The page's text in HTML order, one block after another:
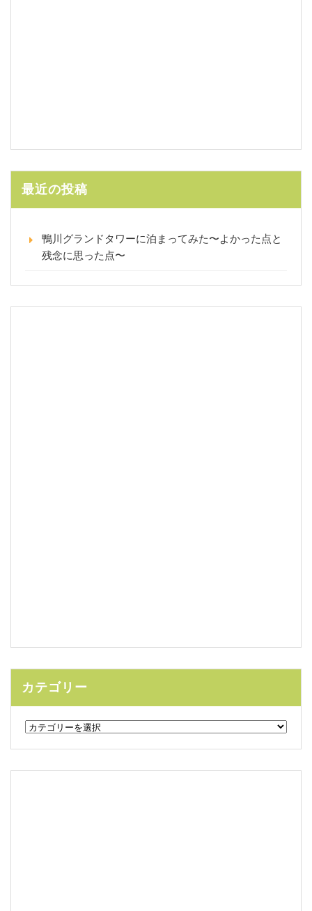
最近の投稿
鴨川グランドタワーに泊まってみた〜よかった点と
残念に思った点〜
カテゴリー
カ
リ